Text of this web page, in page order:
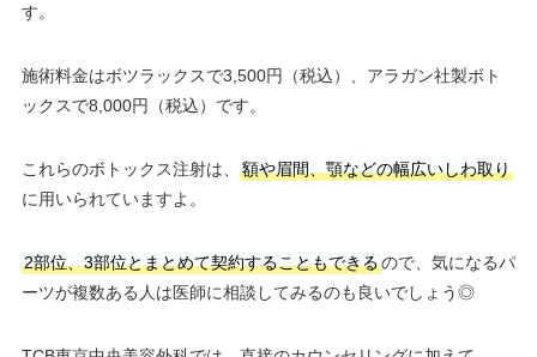
す。
施術料金はボツラックスで3,500円（税込）、アラガン社製ボト
ックスで8,000円（税込）です。
これらのボトックス注射は、
額や眉間、顎などの幅広いしわ取り
に用いられていますよ。
2部位、3部位とまとめて契約することもできるので、気になるパ
ーツが複数ある人は医師に相談してみるのも良いでしょう◎